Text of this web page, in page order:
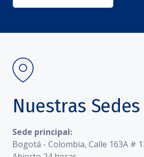
Nuestras Sedes
Sede principal:
Bogotá - Colombia, Calle 163A #